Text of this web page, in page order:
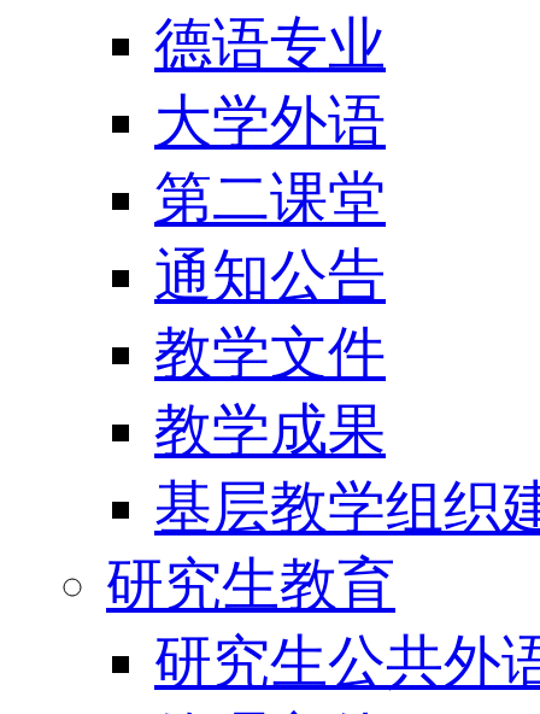
德语专业
大学外语
第二课堂
通知公告
教学文件
教学成果
基层教学组织
研究生教育
研究生公共外